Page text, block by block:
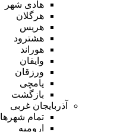
هادی شهر
هرگلان
هریس
هشترود
هوراند
وایقان
ورزقان
یامچی
بازگشت
آذربایجان غربی
تمام شهر‌ها
ارومیه